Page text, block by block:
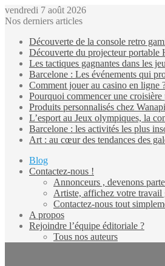
vendredi 7 août 2026
Nos derniers articles
Découverte de la console retro
Découverte du projecteur
Les tactiques gagnantes dans les
Barcelone : Les événements qui
Comment jouer au casino en ligne
Pourquoi commencer une croisière
Produits personnalisés chez
L’esport au Jeux olympiques, la
Barcelone : les activités les plus
Art : au cœur des tendances des
Blog
Contactez-nous !
Annonceurs , devenons
Artiste, affichez votre travail
Contactez-nous tout
A propos
Rejoindre l’équipe éditoriale ?
Tous nos auteurs